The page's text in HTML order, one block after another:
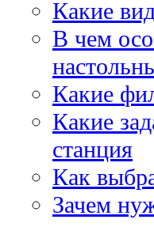
Какие
В чем
Какие
Какие
станция
Как
Зачем